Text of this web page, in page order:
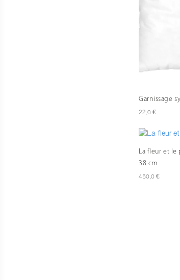
Garnissage
22,0 €
La fleur et le
38 cm
450,0 €